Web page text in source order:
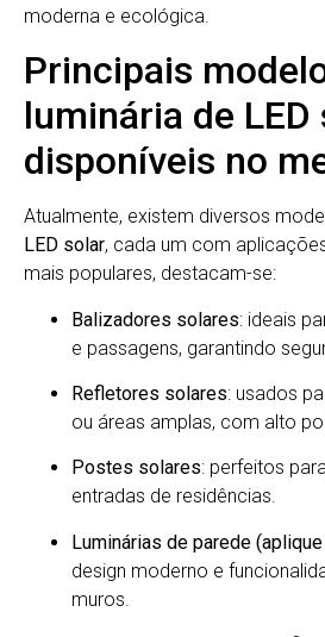
moderna e ecológica.
Principais
luminária de LED
disponíveis no
Atualmente, existem diversos
LED solar, cada um com
mais populares, destacam-se:
Balizadores solares: ideais
e passagens, garantindo
Refletores solares: usados
ou áreas amplas, com alto
Postes solares: perfeitos
entradas de residências.
Luminárias de parede
design moderno e
muros.